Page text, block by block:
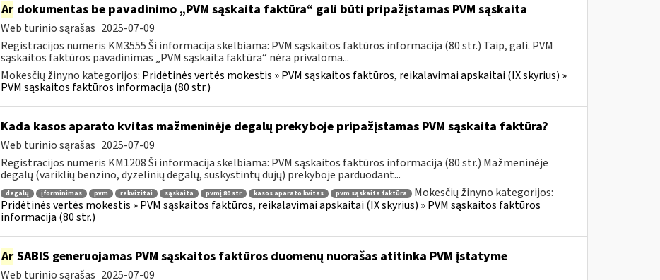
Ardokumentas be pavadinimo „PVM sąskaita faktūra“ gali būti pripažįstamas PVM sąskaita
Web turinio sąrašas 2025-07-09
Registracijos numeris KM3555 Ši informacija skelbiama: PVM sąskaitos faktūros informacija (80 str.) Taip, gali. PVM
sąskaitos faktūros pavadinimas „PVM sąskaita faktūra“ nėra privaloma...
Mokesčių žinyno kategorijos: Pridėtinės vertės mokestis » PVM sąskaitos faktūros, reikalavimai apskaitai (IX skyrius) »
PVM sąskaitos faktūros informacija (80 str.)
Kada kasos aparato kvitas mažmeninėje degalų prekyboje pripažįstamas PVM sąskaita faktūra?
Web turinio sąrašas 2025-07-09
Registracijos numeris KM1208 Ši informacija skelbiama: PVM sąskaitos faktūros informacija (80 str.) Mažmeninėje
degalų (variklių benzino, dyzelinių degalų, suskystintų dujų) prekyboje parduodant...
degalų įforminimas pvm rekvizitai sąskaita pvmį 80 str kasos aparato kvitas pvm sąskaita faktūra
Mokesčių žinyno kategorijos:
Pridėtinės vertės mokestis » PVM sąskaitos faktūros, reikalavimai apskaitai (IX skyrius) » PVM sąskaitos faktūros
informacija (80 str.)
ArSABIS generuojamas PVM sąskaitos faktūros duomenų nuorašas atitinka PVM įstatyme
Web turinio sąrašas 2025-07-09